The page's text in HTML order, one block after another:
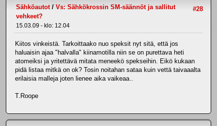
#28
Sähköautot/ Vs: Sähkökrossin SM-säännöt ja sallitut
vehkeet?
15.03.09 - klo: 12.04
Kiitos vinkeistä. Tarkoittaako nuo speksit nyt sitä, että jos
haluaisin ajaa "halvalla" kiinamotilla niin se on purettava heti
atomeiksi ja yritettävä mitata meneekö spekseihin. Eikö kukaan
pidä listaa mitkä on ok? Tosin noitahan sataa kuin vettä taivaaalta
erilaisia malleja joten lienee aika vaikeaa..
T.Roope